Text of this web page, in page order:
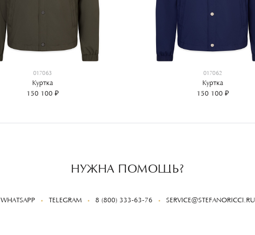
017063
Куртка
150 100 ₽
017062
Куртка
150 100 ₽
НУЖНА ПОМОЩЬ?
WHATSAPP TELEGRAM 8 (800) 333-63-76 SERVICE@STEFANORICCI.RU